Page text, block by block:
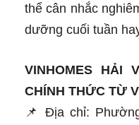
thể cân nhắc
dưỡng cuối tuần
VINHOMES HẢI
CHÍNH THỨC TỪ
📌 Địa chỉ: